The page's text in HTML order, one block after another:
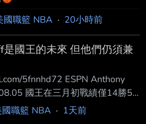
國職籃 NBA · 20小時前
國王的未來 但他們仍須兼
5fnnhd72 ESPN Anthony
國王在三月初戰績僅14勝50
穩站在起碼前五順位的有利位
國職籃 NBA · 1天前